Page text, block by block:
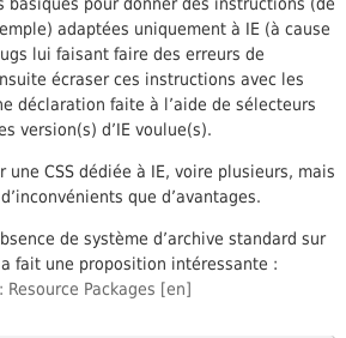
adaptées uniquement à IE (à cause
lui faisant faire des erreurs de
écraser ces instructions avec les
déclaration faite à l’aide de sélecteurs
version(s) d’IE voulue(s).
une CSS dédiée à IE, voire plusieurs, mais
que d’avantages.
de système d’archive standard sur
fait une proposition intéressante :
Packages